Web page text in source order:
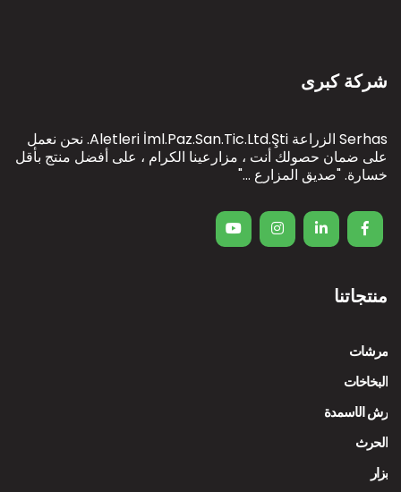
شركة كبرى
Serhas الزراعة Aletleri İml.Paz.San.Tic.Ltd.Şti. نحن نعمل
على ضمان حصولك أنت ، مزارعينا الكرام ، على أفضل منتج بأقل
خسارة. "صديق المزارع ..."
منتجاتنا
مرشات
البخاخات
رش الأسمدة
الحرث
بزار